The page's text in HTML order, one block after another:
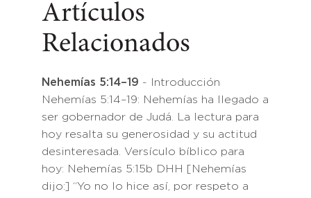
Artículos
Relacionados
Nehemías 5:14–19 - Introducción
Nehemías 5:14–19: Nehemías ha llegado a
ser gobernador de Judá. La lectura para
hoy resalta su generosidad y su actitud
desinteresada. Versículo bíblico para
hoy: Nehemías 5:15b DHH [Nehemías
dijo:] “Yo no lo hice así, por respeto a